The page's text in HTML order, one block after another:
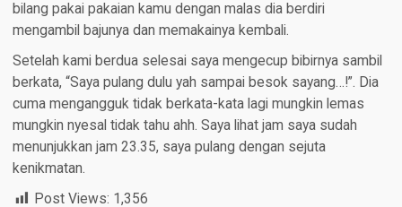
bilang pakai pakaian kamu dengan malas dia berdiri
mengambil bajunya dan memakainya kembali.
Setelah kami berdua selesai saya mengecup bibirnya sambil
berkata, “Saya pulang dulu yah sampai besok sayang…!”. Dia
cuma mengangguk tidak berkata-kata lagi mungkin lemas
mungkin nyesal tidak tahu ahh. Saya lihat jam saya sudah
menunjukkan jam 23.35, saya pulang dengan sejuta
kenikmatan.
Post Views: 1,356